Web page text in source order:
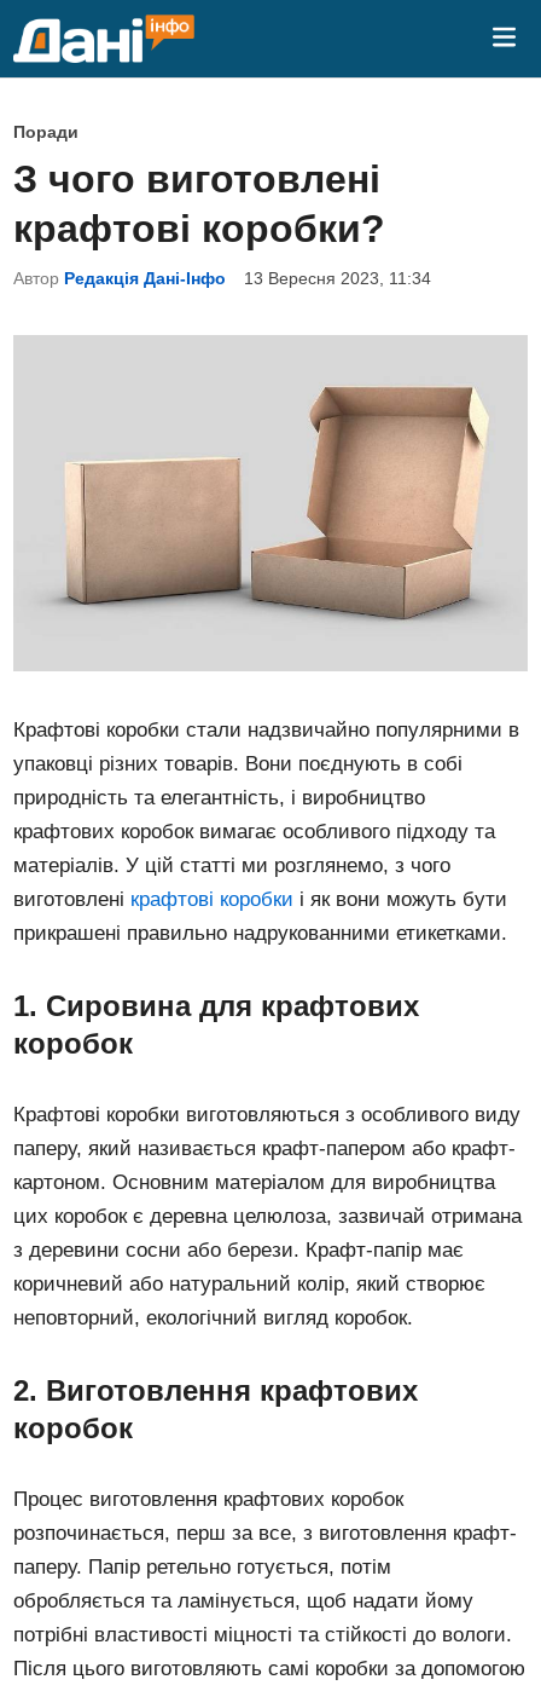
P
o
s
i
Поради
З чого виготовлені
крафтові коробки?
Автор Редакція Дані-Інфо 13 Вересня 2023, 11:34
Крафтові коробки стали надзвичайно популярними в
упаковці різних товарів. Вони поєднують в собі
природність та елегантність, і виробництво
крафтових коробок вимагає особливого підходу та
матеріалів. У цій статті ми розглянемо, з чого
виготовлені крафтові коробки і як вони можуть бути
прикрашені правильно надрукованними етикетками.
1. Сировина для крафтових
коробок
Крафтові коробки виготовляються з особливого виду
паперу, який називається крафт-папером або крафт-
картоном. Основним матеріалом для виробництва
цих коробок є деревна целюлоза, зазвичай отримана
з деревини сосни або берези. Крафт-папір має
коричневий або натуральний колір, який створює
неповторний, екологічний вигляд коробок.
2. Виготовлення крафтових
коробок
Процес виготовлення крафтових коробок
розпочинається, перш за все, з виготовлення крафт-
паперу. Папір ретельно готується, потім
обробляється та ламінується, щоб надати йому
потрібні властивості міцності та стійкості до вологи.
Після цього виготовляють самі коробки за допомогою